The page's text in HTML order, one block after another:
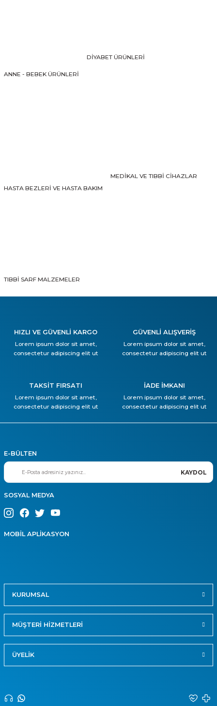
Bu ürüne benzer farklı alternatifler olmalı.
ANNE - BEBEK ÜRÜNLERİ
DİYABET ÜRÜNLERİ
HASTA BEZLERİ VE HASTA BAKIM
MEDİKAL VE TIBBİ CİHAZLAR
TIBBİ SARF MALZEMELER
HIZLI VE GÜVENLİ KARGO
Lorem ipsum dolor sit amet,
consectetur adipiscing elit ut
GÜVENLİ ALIŞVERİŞ
Lorem ipsum dolor sit amet,
consectetur adipiscing elit ut
TAKSİT FIRSATI
Lorem ipsum dolor sit amet,
consectetur adipiscing elit ut
İADE İMKANI
Lorem ipsum dolor sit amet,
consectetur adipiscing elit ut
E-BÜLTEN
KAYDOL
SOSYAL MEDYA
MOBİL APLİKASYON
KURUMSAL
MÜŞTERİ HİZMETLERİ
ÜYELİK